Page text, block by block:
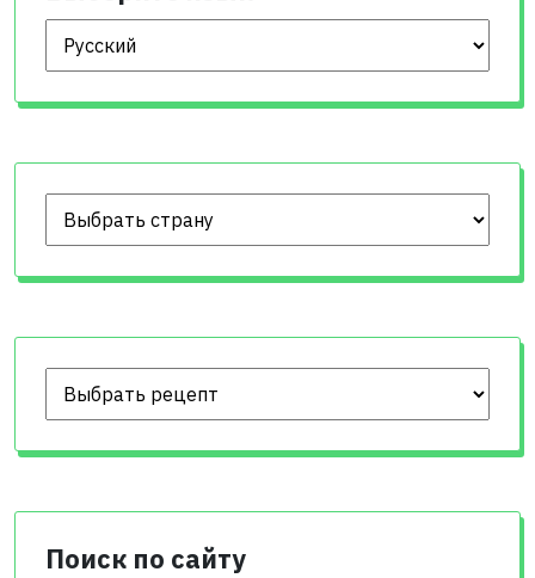
Выберите язык
Поиск по сайту